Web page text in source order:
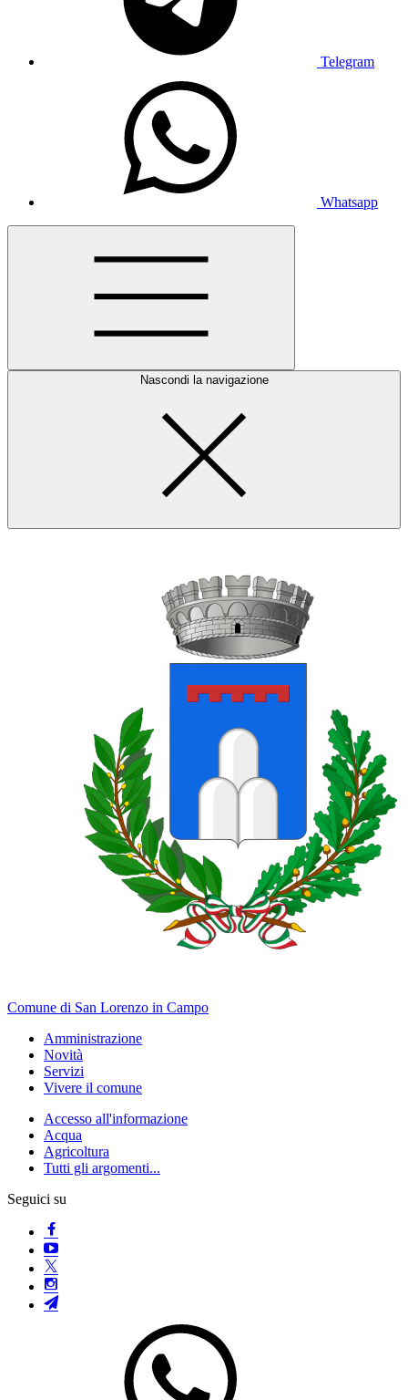
Telegram
Whatsapp
Nascondi la navigazione
Comune di San Lorenzo in Campo
Amministrazione
Novità
Servizi
Vivere il comune
Accesso all'informazione
Acqua
Agricoltura
Tutti gli argomenti...
Seguici su